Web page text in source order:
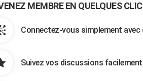
MEMBRE EN QUELQUES
Connectez-vous simplement
Suivez vos discussions